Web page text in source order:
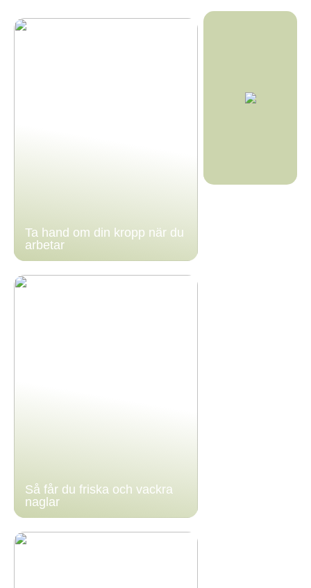
Ta hand om din kropp när du
arbetar
Så får du friska och vackra
naglar